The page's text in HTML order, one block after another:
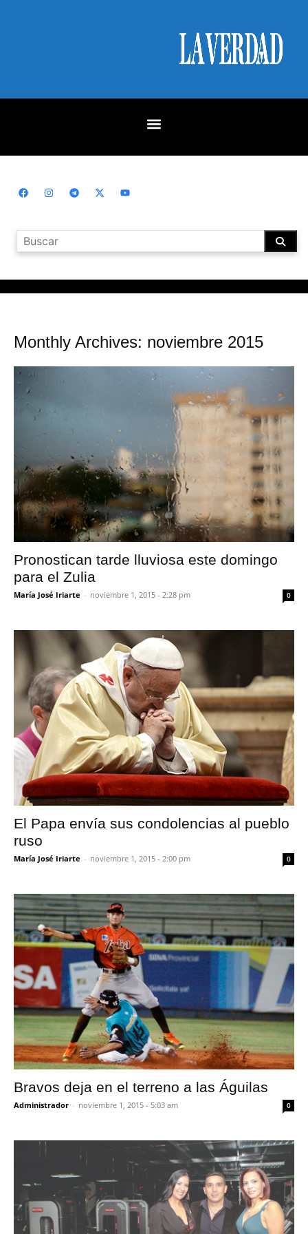
Monthly Archives: noviembre 2015
Pronostican tarde lluviosa este domingo
para el Zulia
María José Iriarte - noviembre 1, 2015 - 2:28 pm 0
El Papa envía sus condolencias al pueblo
ruso
María José Iriarte - noviembre 1, 2015 - 2:00 pm 0
Bravos deja en el terreno a las Águilas
Administrador - noviembre 1, 2015 - 5:03 am 0